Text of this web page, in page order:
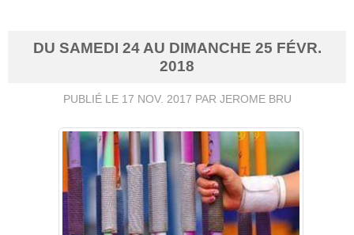
DU SAMEDI 24AU DIMANCHE 25 FÉVR.
2018
PUBLIÉ LE 17 NOV. 2017 PAR JEROME BRU